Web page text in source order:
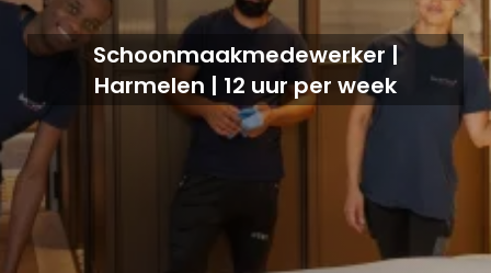
Schoonmaakmedewerker |
Harmelen | 12 uur per week
Beroepen
Werkomgevingen
Opleidingen
Werkgevers
Vacature-alert